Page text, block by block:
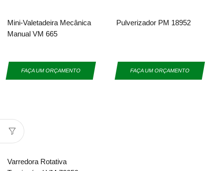
Mini-Valetadeira Mecânica
Manual VM 665
FAÇA UM ORÇAMENTO
Pulverizador PM 18952
FAÇA UM ORÇAMENTO
Varredora Rotativa